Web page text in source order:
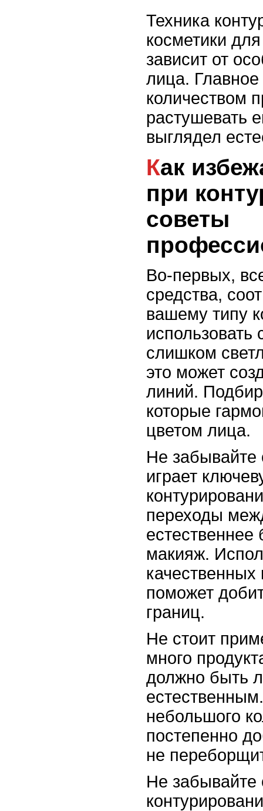
Техника
косметики
зависит от
лица.
количеством
растушевать
выглядел
Как избежать ошибок
при
советы
Во-первых,
средства,
вашему типу
слишком
это может
линий.
которые
цветом лица.
Не
играет
переходы
естественнее
макияж.
поможет
границ.
Не стоит
много
должно быть
небольшого
постепенно
не
Не забывайте